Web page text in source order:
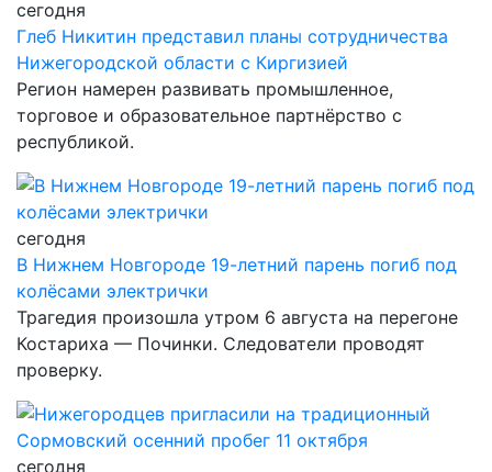
сегодня
Глеб Никитин представил планы сотрудничества
Нижегородской области с Киргизией
Регион намерен развивать промышленное,
торговое и образовательное партнёрство с
республикой.
сегодня
В Нижнем Новгороде 19-летний парень погиб под
колёсами электрички
Трагедия произошла утром 6 августа на перегоне
Костариха — Починки. Следователи проводят
проверку.
сегодня